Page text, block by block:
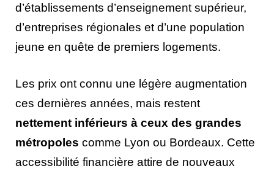
d’établissements d’enseignement supérieur,
d’entreprises régionales et d’une population
jeune en quête de premiers logements.
Les prix ont connu une légère augmentation
ces dernières années, mais restent
nettement inférieurs à ceux des grandes
métropoles comme Lyon ou Bordeaux. Cette
accessibilité financière attire de nouveaux